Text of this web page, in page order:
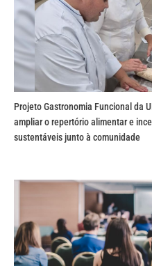
Projeto Gastronomia Funcional da
ampliar o repertório alimentar e
sustentáveis junto à comunidade